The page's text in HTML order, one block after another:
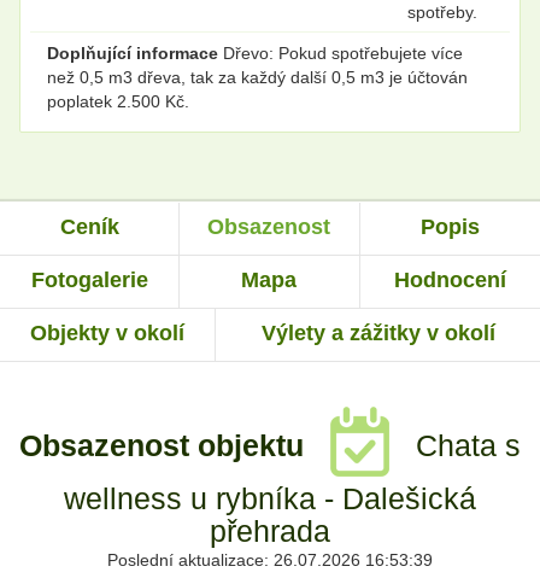
spotřeby.
Doplňující informace Dřevo: Pokud spotřebujete více
než 0,5 m3 dřeva, tak za každý další 0,5 m3 je účtován
poplatek 2.500 Kč.
Ceník Obsazenost Popis
Fotogalerie Mapa Hodnocení
Objekty v okolí Výlety a zážitky v okolí
Obsazenost objektu
Chata s
wellness u rybníka - Dalešická
přehrada
Poslední aktualizace: 26.07.2026 16:53:39